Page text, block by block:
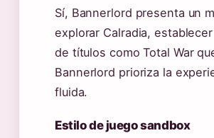
Sí, Bannerlord presenta un
explorar Calradia,
de títulos como Total War
Bannerlord prioriza la
fluida.
Estilo de juego sandbox